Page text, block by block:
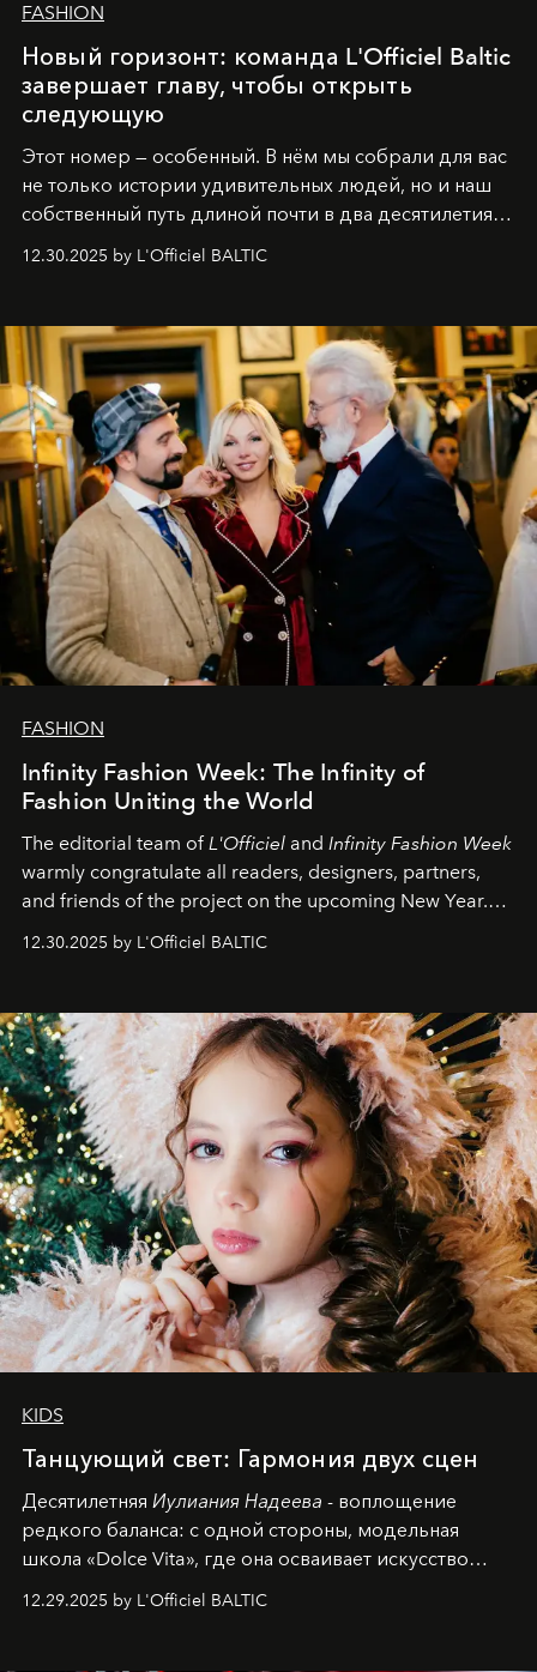
FASHION
Новый горизонт: команда L'Officiel Baltic
завершает главу, чтобы открыть
следующую
Этот номер — особенный. В нём мы собрали для вас
не только истории удивительных людей, но и наш
собственный путь длиной почти в два десятилетия.
Вместо привычного подведения итогов мы от всей
души говорим спасибо каждому, кто был с нами все
самыми искренними пожеланиями и теплом, ваша
командаL’Officiel Baltic .
12.30.2025 by L'Officiel BALTIC
FASHION
Infinity Fashion Week: The Infinity of
Fashion Uniting the World
The editorial team ofL'Officiel and Infinity Fashion Week
warmly congratulate all readers, designers, partners,
and friends of the project on the upcoming New Year.
May 2026 bring growth, inspiration, bold ideas, and new
achievements.
12.30.2025 by L'Officiel BALTIC
KIDS
Танцующий свет: Гармония двух сцен
Десятилетняя Иулиания Надеева - воплощение
редкого баланса: с одной стороны, модельная
школа «Dolce Vita», где она осваивает искусство
позы и образа, с другой - подготовительная
балетная студия при хореографическом училище,
12.29.2025 by L'Officiel BALTIC